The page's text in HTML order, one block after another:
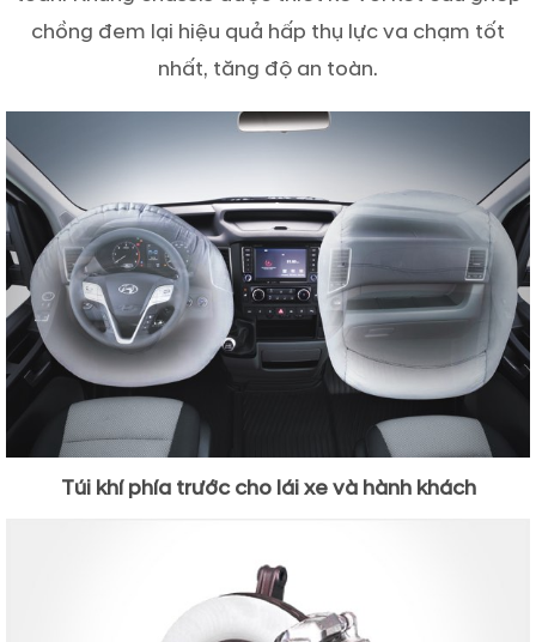
chồng đem lại hiệu quả hấp thụ lực va chạm tốt
nhất, tăng độ an toàn.
Túi khí phía trước cho lái xe và hành khách